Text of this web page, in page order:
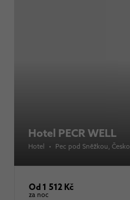
Hotel PECR WELL
Hotel • Pec pod Sněžkou , Česko
Od 1 512 Kč
za noc